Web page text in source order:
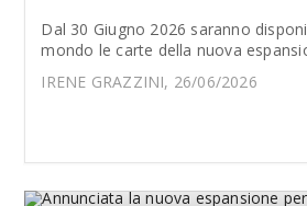
Dal 30 Giugno 2026 saranno
mondo le carte della nuova
IRENE GRAZZINI, 26/06/2026